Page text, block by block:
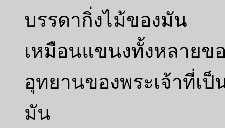
บรรดากิ่งไม้ของมัน
เหมือนแขนงทั้งหลาย
อุทยานของพระเจ้าที่เ
มัน